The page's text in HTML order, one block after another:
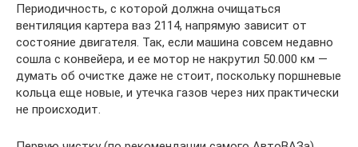
Периодичность, с которой должна очищаться
вентиляция картера ваз 2114, напрямую зависит от
состояние двигателя. Так, если машина совсем недавно
сошла с конвейера, и ее мотор не накрутил 50.000 км —
думать об очистке даже не стоит, поскольку поршневые
кольца еще новые, и утечка газов через них практически
не происходит.